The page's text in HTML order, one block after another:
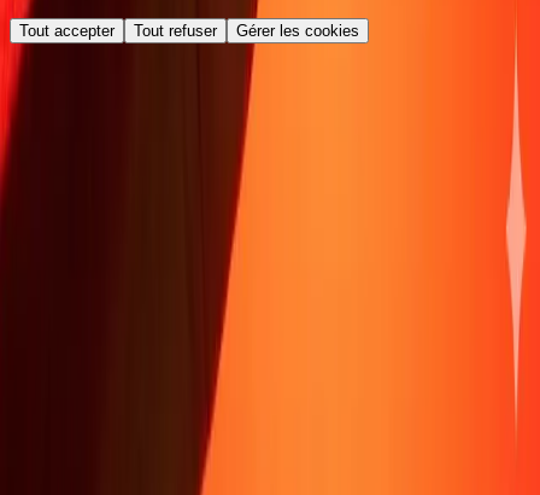
Tout accepter Tout refuser Gérer les cookies